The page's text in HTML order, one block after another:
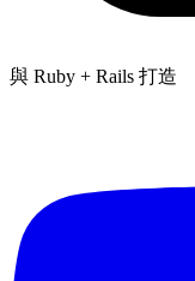
與 Ruby + Rails 打造